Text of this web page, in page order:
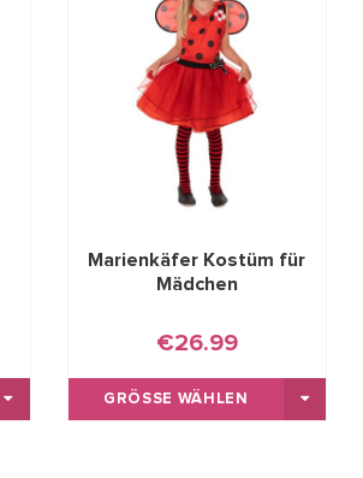
Marienkäfer Kostüm für
Mädchen
€26.99
GRÖSSE WÄHLEN